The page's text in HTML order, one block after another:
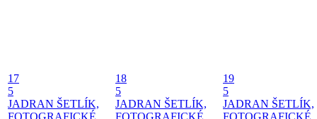
17
5
JADRAN ŠETLÍK,
18
5
JADRAN ŠETLÍK,
19
5
JADRAN ŠETLÍK,